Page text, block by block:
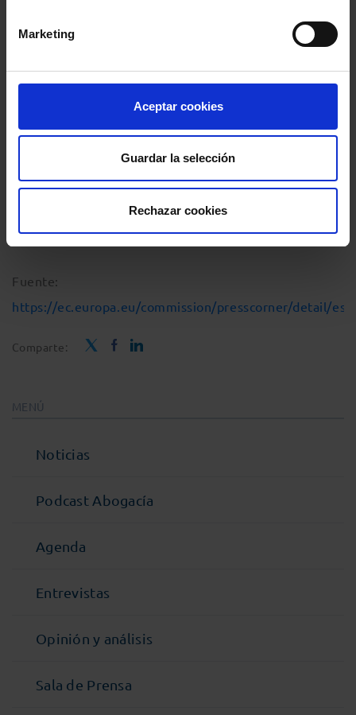
Marketing
Aceptar cookies
Guardar la selección
Rechazar cookies
remedio a una grave perturbación en la economía de
un Estado miembro en consonancia con el artículo 107,
apartado 3, letra b) del Tratado de Funcionamiento de
la Unión Europea (TFUE) y las condiciones establecidas
en el Marco Temporal.
Sobre esta base, la Comisión ha aprobado las medidas
en virtud de las normas de la UE en materia de ayudas
estatales.
Fuente:
https://ec.europa.eu/commission/presscorner/detail/es/
Comparte:
MENÚ
Noticias
Podcast Abogacía
Agenda
Entrevistas
Opinión y análisis
Sala de Prensa